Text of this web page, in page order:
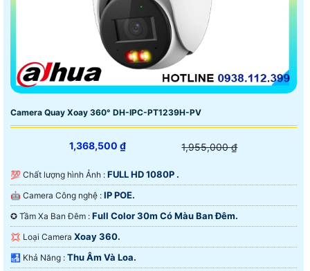
Camera Quay Xoay 360° DH-IPC-PT1239H-PV
1,368,500 ₫ 1,955,000 ₫
💯 Chất lượng hình Ảnh : FULL HD 1080P .
🤖️ Camera Công nghệ : IP POE.
✪ Tầm Xa Ban Đêm : Full Color 30m Có Màu Ban Ðêm.
💢 Loại Camera Xoay 360.
️🛃 Khả Năng : Thu Âm Và Loa.